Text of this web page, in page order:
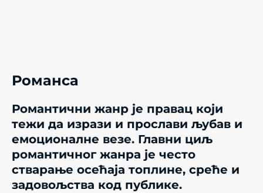
Романса
Романтични жанр је правац који
тежи да изрази и прослави љубав и
емоционалне везе. Главни циљ
романтичног жанра је често
стварање осећаја топлине, среће и
задовољства код публике.